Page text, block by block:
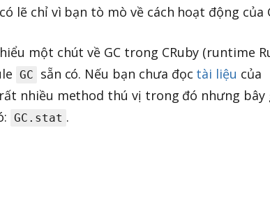
lẽ chỉ vì bạn tò mò về cách hoạt động của
một chút về GC trong CRuby (runtime
GC sẵn có. Nếu bạn chưa đọc tài liệu của
nhiều method thú vị trong đó nhưng bây
GC.stat .